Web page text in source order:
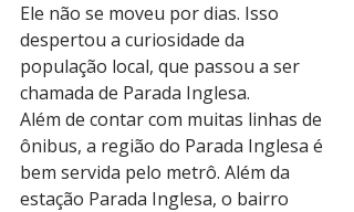
Ele não se moveu por dias. Isso
despertou a curiosidade da
população local, que passou a ser
chamada de Parada Inglesa.
Além de contar com muitas linhas de
ônibus, a região do Parada Inglesa é
bem servida pelo metrô. Além da
estação Parada Inglesa, o bairro